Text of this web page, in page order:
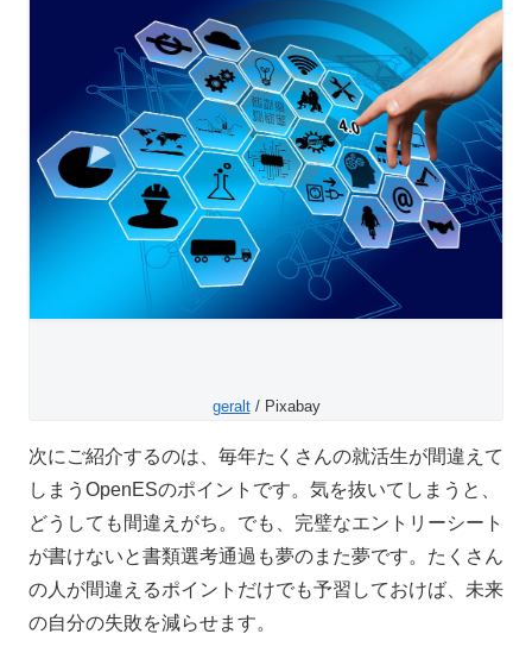
geralt/ Pixabay
次にご紹介するのは、毎年たくさんの就活生が間違えて
しまうOpenESのポイントです。気を抜いてしまうと、
どうしても間違えがち。でも、完璧なエントリーシート
が書けないと書類選考通過も夢のまた夢です。たくさん
の人が間違えるポイントだけでも予習しておけば、未来
の自分の失敗を減らせます。